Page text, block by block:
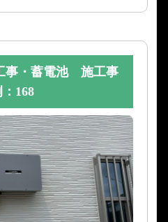
事・蓄電池 施工事
168